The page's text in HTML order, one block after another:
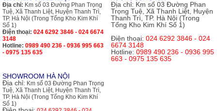
Địa chỉ: Km số 03 Đường Phan Trọng
Tuệ, Xã Thanh Liệt, Huyện Thanh Trì,
TP. Hà Nội (Trong Tổng Kho Kim Khí
Số 1)
Điện thoại: 024 6292 3846 - 024 6674
3148
Hotline: 0989 490 236 - 0936 995 663
- 0975 135 635
Địa chỉ: Km số 03 Đường Phan
Trọng Tuệ, Xã Thanh Liệt, Huyện
Thanh Trì, TP. Hà Nội (Trong
Tổng Kho Kim Khí Số 1)
Điện thoại: 024 6292 3846 - 024
6674 3148
Hotline: 0989 490 236 - 0936 995
663 - 0975 135 635
SHOWROOM HÀ NỘI
Địa chỉ: Km số 03 Đường Phan Trọng
Tuệ, Xã Thanh Liệt, Huyện Thanh Trì,
TP. Hà Nội (Trong Tổng Kho Kim Khí
Số 1)